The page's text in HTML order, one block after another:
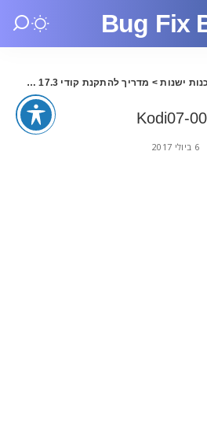
Bug Fix
ישנות> מדריך להתקנת קודי 17.3 בעברית
Kodi07-
6 ביולי 2017